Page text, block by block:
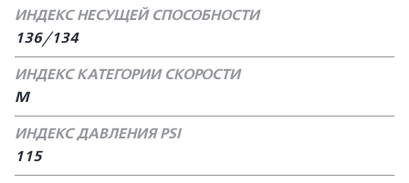
ИНДЕКС НЕСУЩЕЙ СПОСОБНОСТИ
136/134
ИНДЕКС КАТЕГОРИИ СКОРОСТИ
M
ИНДЕКС ДАВЛЕНИЯ PSI
115